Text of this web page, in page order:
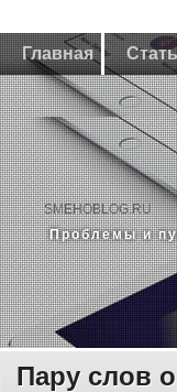
Главная
SMEHOBLOG.RU
Прοблемы и
Пару слов